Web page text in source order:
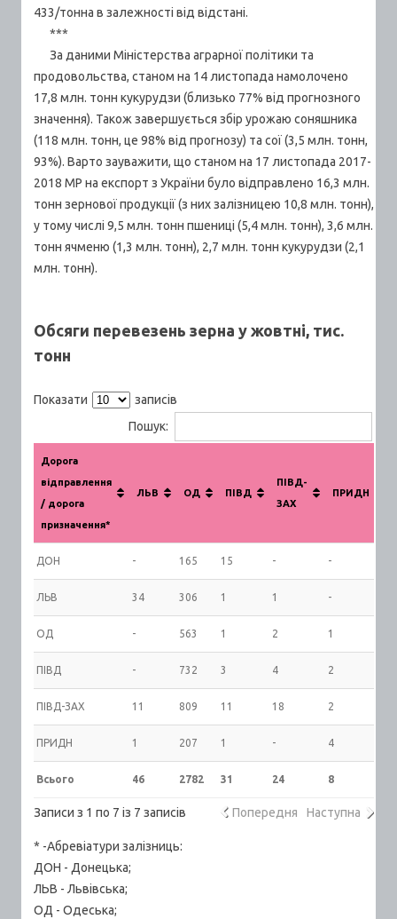
433/тонна в залежності від відстані.
***
За даними Міністерства аграрної політики та
продовольства, станом на 14 листопада намолочено
17,8 млн. тонн кукурудзи (близько 77% від прогнозного
значення). Також завершується збір урожаю соняшника
(118 млн. тонн, це 98% від прогнозу) та сої (3,5 млн. тонн,
93%). Варто зауважити, що станом на 17 листопада 2017-
2018 МР на експорт з України було відправлено 16,3 млн.
тонн зернової продукції (з них залізницею 10,8 млн. тонн),
у тому числі 9,5 млн. тонн пшениці (5,4 млн. тонн), 3,6 млн.
тонн ячменю (1,3 млн. тонн), 2,7 млн. тонн кукурудзи (2,1
млн. тонн).
Обсяги перевезень зерна у жовтні, тис.
тонн
Показати
записів
Пошук:
Дорога
відправлення
/ дорога
призначення*
ЛЬВ ОД ПІВД
ПІВД-
ЗАХ
ПРИДН
ДОН - 165 15 - -
ЛЬВ 34 306 1 1 -
ОД - 563 1 2 1
ПІВД - 732 3 4 2
ПІВД-ЗАХ 11 809 11 18 2
ПРИДН 1 207 1 - 4
Всього 46 2782 31 24 8
Записи з 1 по 7 із 7 записів Попередня Наступна
* -Абревіатури залізниць:
ДОН - Донецька;
ЛЬВ - Львівська;
ОД - Одеська;